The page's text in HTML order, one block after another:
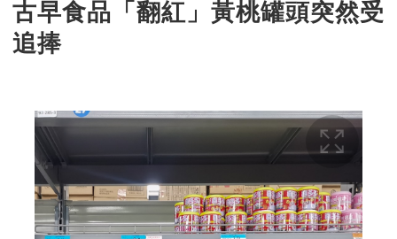
古早食品「翻紅」黃桃罐頭突然受
追捧